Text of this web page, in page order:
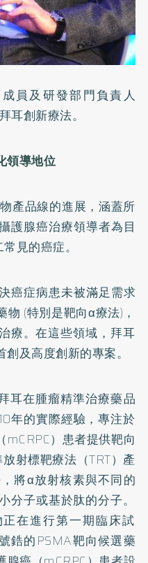
員及研發部門負責人
耳創新療法。
領導地位
產品線的進展， 涵蓋所
護腺癌治療領導者為目
見的癌症。
癌症病患未被滿足需求
物 (特別是靶向α療法)，
療。在這些領域， 拜耳
及高度創新的專案。
耳在腫瘤精準治療藥品
年的實際經驗，專注於
） 患者提供靶向
射標靶療法（TRT）產
將α放射核素與不同的
分子或基於肽的分子。
正在進行第一期臨床試
鋯的PSMA靶向候選藥